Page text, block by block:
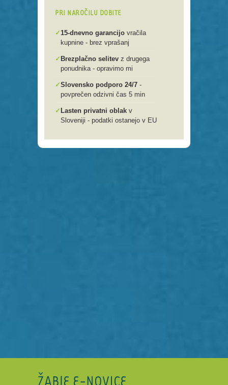
PRI NAROČILU DOBITE
✓15-dnevno garancijo vračila
kupnine - brez vprašanj
✓ Brezplačno selitev z drugega
ponudnika - opravimo mi
✓Slovensko podporo 24/7 -
povprečen odzivni čas 5 min
✓ Lasten privatni oblak v
Sloveniji - podatki ostanejo v EU
ŽABJE E-NOVICE